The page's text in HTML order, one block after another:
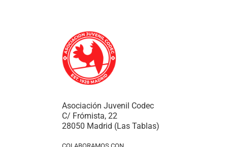
Asociación Juvenil Codec
C/ Frómista, 22
28050 Madrid (Las Tablas)
COLABORAMOS CON